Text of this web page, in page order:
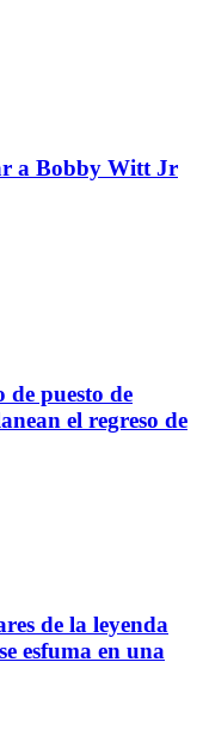
a Bobby Witt Jr
de puesto de
el regreso de
de la leyenda
esfuma en una